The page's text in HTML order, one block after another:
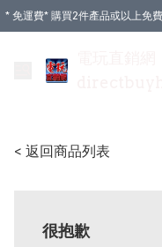
* 免運費* 購買2件產品或以上免
< 返回商品列表
很抱歉